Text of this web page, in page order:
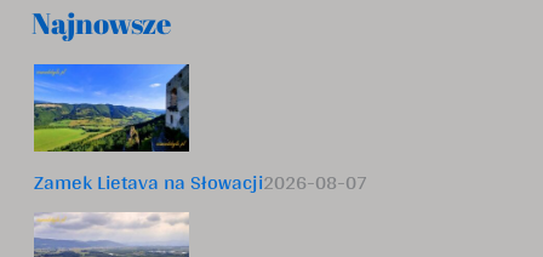
Najnowsze
Zamek Lietava na Słowacji2026-08-07